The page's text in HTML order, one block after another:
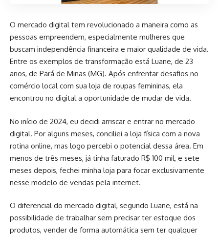
O mercado digital tem revolucionado a maneira como as
pessoas empreendem, especialmente mulheres que
buscam independência financeira e maior qualidade de vida.
Entre os exemplos de transformação está Luane, de 23
anos, de Pará de Minas (MG). Após enfrentar desafios no
comércio local com sua loja de roupas femininas, ela
encontrou no digital a oportunidade de mudar de vida.
No início de 2024, eu decidi arriscar e entrar no mercado
digital. Por alguns meses, conciliei a loja física com a nova
rotina online, mas logo percebi o potencial dessa área. Em
menos de três meses, já tinha faturado R$ 100 mil, e sete
meses depois, fechei minha loja para focar exclusivamente
nesse modelo de vendas pela internet.
O diferencial do mercado digital, segundo Luane, está na
possibilidade de trabalhar sem precisar ter estoque dos
produtos, vender de forma automática sem ter qualquer